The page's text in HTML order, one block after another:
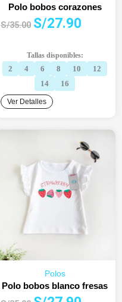
Polo bobos corazones
S/35.00
El
era:
S/35.00.
S/27.90
es:
S/27.90.
Tallas disponibles:
2 4 6 8 10
12
14
16
Ver Detalles
Polos
Polo bobos blanco fresas
El